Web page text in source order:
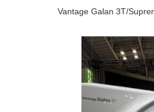
Vantage Galan 3T/